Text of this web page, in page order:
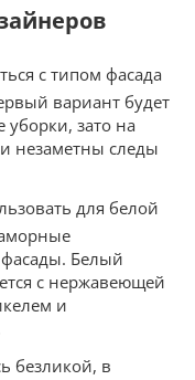
с типом фасада
вариант будет
зато на
незаметны следы
для белой
Белый
с нержавеющей
и
безликой, в